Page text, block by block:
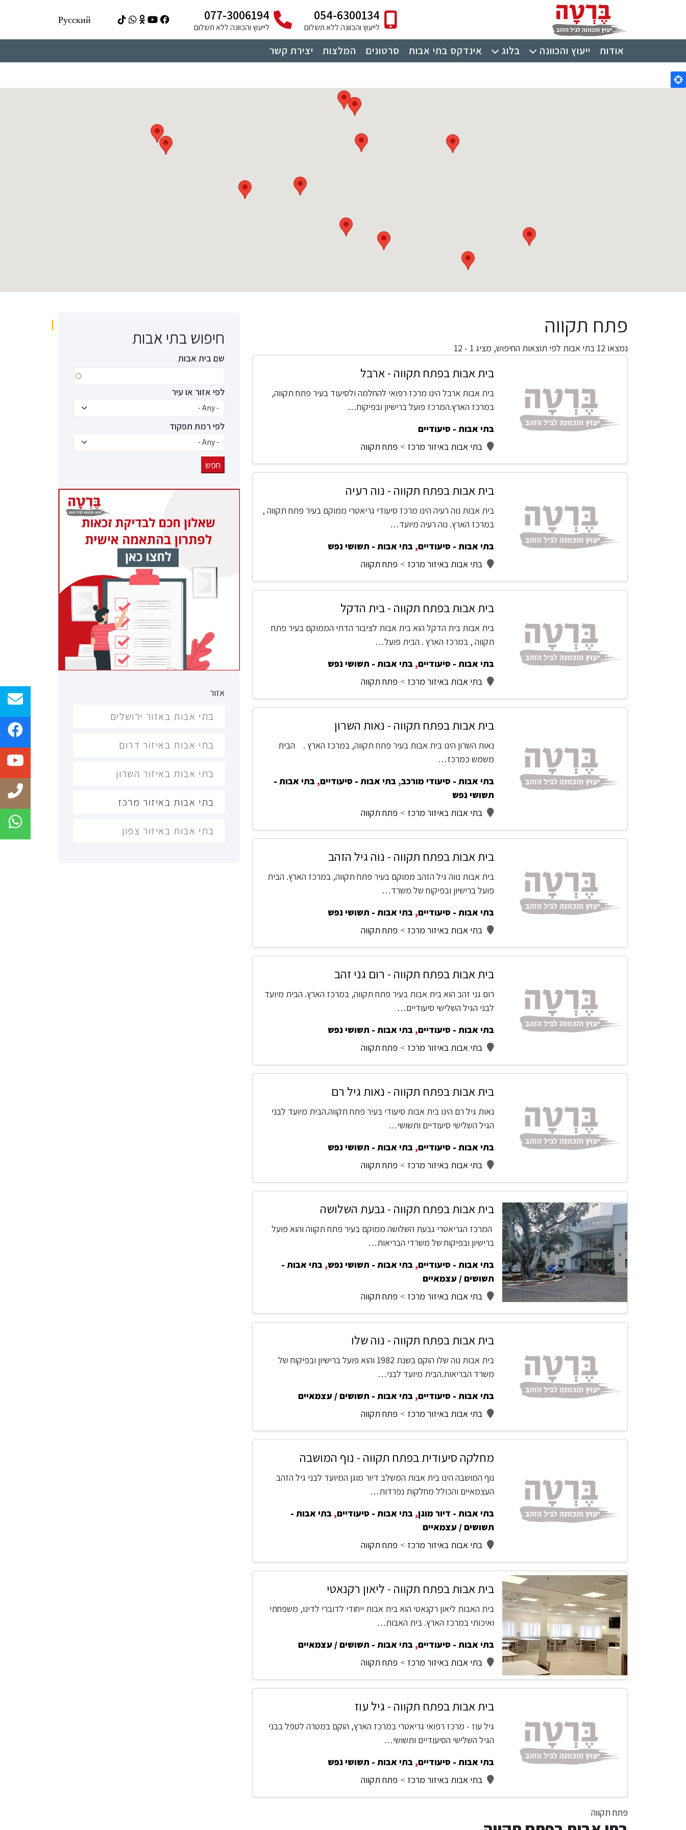
054-6300134
לייעוץ והכוונה ללא תשלום
077-3006194
לייעוץ והכוונה ללא תשלום
Русский
תפריט ראשי
אודות ייעוץ והכוונה בלוג אינדקס בתי אבות סרטונים המלצות יצירת קשר
פתח תקווה
נמצאו 12 בתי אבות לפי תוצאות החיפוש, מציג 1 - 12
בית אבות בפתח תקווה - ארבל
בית אבות ארבל הינו מרכז רפואי להחלמה ולסיעוד בעיר פתח תקווה,
במרכז הארץ.המרכז פועל ברישיון ובפיקוח…
בתי אבות - סיעודיים
בתי אבות באיזור מרכז
פתח תקווה
בית אבות בפתח תקווה - נוה רעיה
בית אבות נוה רעיה הינו מרכז סיעודי גריאטרי ממוקם בעיר פתח תקווה ,
במרכז הארץ. נוה רעיה מיועד…
בתי אבות - סיעודיים, בתי אבות - תשושי נפש
בתי אבות באיזור מרכז
פתח תקווה
בית אבות בפתח תקווה - בית הדקל
בית אבות בית הדקל הוא בית אבות לציבור הדתי הממוקם בעיר פתח
תקווה , במרכז הארץ . הבית פועל…
בתי אבות - סיעודיים, בתי אבות - תשושי נפש
בתי אבות באיזור מרכז
פתח תקווה
בית אבות בפתח תקווה - נאות השרון
נאות השרון הינו בית אבות בעיר פתח תקווה, במרכז הארץ . הבית
משמש כמרכז…
בתי אבות - סיעודי מורכב, בתי אבות - סיעודיים, בתי אבות -
תשושי נפש
בתי אבות באיזור מרכז
פתח תקווה
בית אבות בפתח תקווה - נוה גיל הזהב
בית אבות נווה גיל הזהב ממוקם בעיר פתח תקווה, במרכז הארץ. הבית
פועל ברישיון ובפיקוח של משרד…
בתי אבות - סיעודיים, בתי אבות - תשושי נפש
בתי אבות באיזור מרכז
פתח תקווה
בית אבות בפתח תקווה - רום גני זהב
רום גני זהב הוא בית אבות בעיר פתח תקווה, במרכז הארץ. הבית מיועד
לבני הגיל השלישי סיעודיים…
בתי אבות - סיעודיים, בתי אבות - תשושי נפש
בתי אבות באיזור מרכז
פתח תקווה
בית אבות בפתח תקווה - נאות גיל רם
נאות גיל רם הינו בית אבות סיעודי בעיר פתח תקווה.הבית מיועד לבני
הגיל השלישי סיעודיים ותשושי…
בתי אבות - סיעודיים, בתי אבות - תשושי נפש
בתי אבות באיזור מרכז
פתח תקווה
בית אבות בפתח תקווה - גבעת השלושה
המרכז הגריאטרי גבעת השלושה ממוקם בעיר פתח תקווה והוא פועל
ברישיון ובפיקוח של משרדי הבריאות…
בתי אבות - סיעודיים, בתי אבות - תשושי נפש, בתי אבות -
תשושים / עצמאיים
בתי אבות באיזור מרכז
פתח תקווה
בית אבות בפתח תקווה - נוה שלו
בית אבות נוה שלו הוקם בשנת 1982 והוא פועל ברישיון ובפיקוח של
משרד הבריאות.הבית מיועד לבני…
בתי אבות - סיעודיים, בתי אבות - תשושים / עצמאיים
בתי אבות באיזור מרכז
פתח תקווה
מחלקה סיעודית בפתח תקווה - נוף המושבה
נוף המושבה הינו בית אבות המשלב דיור מוגן המיועד לבני גיל הזהב
העצמאיים והכולל מחלקות נפרדות…
בתי אבות - דיור מוגן, בתי אבות - סיעודיים, בתי אבות -
תשושים / עצמאיים
בתי אבות באיזור מרכז
פתח תקווה
בית אבות בפתח תקווה - ליאון רקנאטי
בית האבות ליאון רקנאטי הוא בית אבות ייחודי לדוברי לדינו, משפחתי
ואיכותי במרכז הארץ. בית האבות…
בתי אבות - סיעודיים, בתי אבות - תשושים / עצמאיים
בתי אבות באיזור מרכז
פתח תקווה
בית אבות בפתח תקווה - גיל עוז
גיל עוז - מרכז רפואי גריאטרי במרכז הארץ, הוקם במטרה לטפל בבני
הגיל השלישי הסיעודיים ותשושי…
בתי אבות - סיעודיים, בתי אבות - תשושי נפש
בתי אבות באיזור מרכז
פתח תקווה
פתח תקווה
חיפוש בתי אבות
שם בית אבות
לפי אזור או עיר
לפי רמת תפקוד
אזור
בתי אבות באזור ירושלים
בתי אבות באיזור דרום
בתי אבות באיזור השרון
בתי אבות באיזור מרכז
בתי אבות באיזור צפון